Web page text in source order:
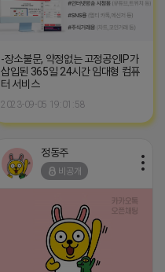
-장소불문, 약정없는 고정공인IP가
삽입된 365일 24시간 임대형 컴퓨
터 서비스
2023-09-05 19:01:58
정동주
비공개